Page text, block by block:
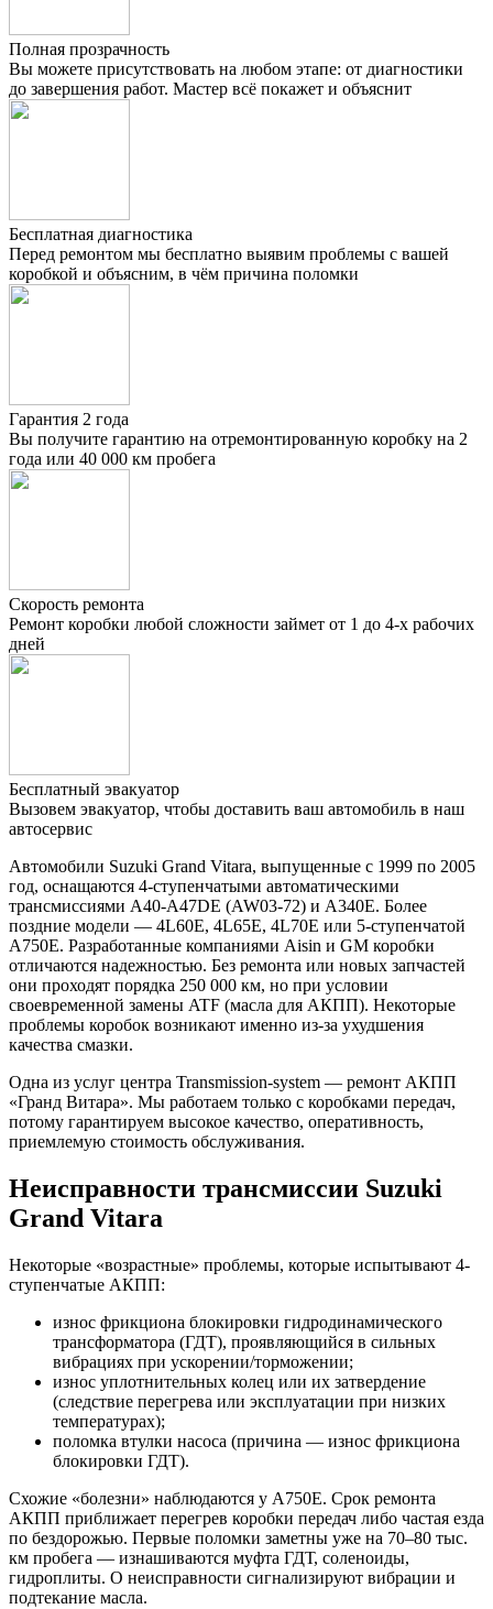
Полная прозрачность
Вы можете присутствовать на любом этапе: от диагностики
до завершения работ. Мастер всё покажет и объяснит
Бесплатная диагностика
Перед ремонтом мы бесплатно выявим проблемы с вашей
коробкой и объясним, в чём причина поломки
Гарантия 2 года
Вы получите гарантию на отремонтированную коробку на 2
года или 40 000 км пробега
Скорость ремонта
Ремонт коробки любой сложности займет от 1 до 4-х рабочих
дней
Бесплатный эвакуатор
Вызовем эвакуатор, чтобы доставить ваш автомобиль в наш
автосервис
Автомобили Suzuki Grand Vitara, выпущенные с 1999 по 2005
год, оснащаются 4-ступенчатыми автоматическими
трансмиссиями A40-A47DE (AW03-72) и А340Е. Более
поздние модели — 4L60E, 4L65E, 4L70E или 5-ступенчатой
A750E. Разработанные компаниями Aisin и GM коробки
отличаются надежностью. Без ремонта или новых запчастей
они проходят порядка 250 000 км, но при условии
своевременной замены ATF (масла для АКПП). Некоторые
проблемы коробок возникают именно из-за ухудшения
качества смазки.
Одна из услуг центра Transmission-system — ремонт АКПП
«Гранд Витара». Мы работаем только с коробками передач,
потому гарантируем высокое качество, оперативность,
приемлемую стоимость обслуживания.
Неисправности трансмиссии Suzuki
Grand Vitara
Некоторые «возрастные» проблемы, которые испытывают 4-
ступенчатые АКПП:
износ фрикциона блокировки гидродинамического
трансформатора (ГДТ), проявляющийся в сильных
вибрациях при ускорении/торможении;
износ уплотнительных колец или их затвердение
(следствие перегрева или эксплуатации при низких
температурах);
поломка втулки насоса (причина — износ фрикциона
блокировки ГДТ).
Схожие «болезни» наблюдаются у А750Е. Срок ремонта
АКПП приближает перегрев коробки передач либо частая езда
по бездорожью. Первые поломки заметны уже на 70–80 тыс.
км пробега — изнашиваются муфта ГДТ, соленоиды,
гидроплиты. О неисправности сигнализируют вибрации и
подтекание масла.